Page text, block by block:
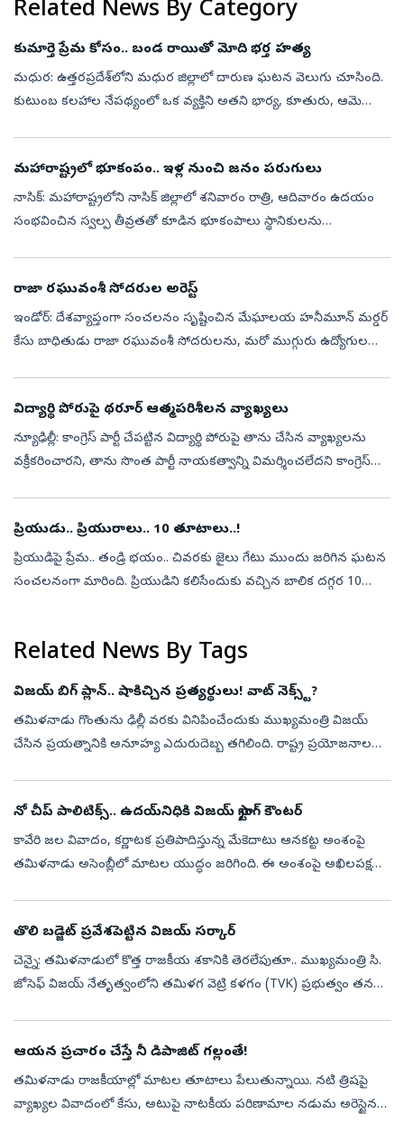
Related News By Category
కుమార్తె ప్రేమ కోసం.. బండ రాయితో మోది భర్త హత్య
మధుర: ఉత్తరప్రదేశ్‌లోని మధుర జిల్లాలో దారుణ ఘటన వెలుగు చూసింది.
కుటుంబ కలహాల నేపథ్యంలో ఒక వ్యక్తిని అతని భార్య, కూతురు, ఆమె
మహారాష్ట్రలో భూకంపం.. ఇళ్ల నుంచి జనం పరుగులు
నాసిక్: మహారాష్ట్రలోని నాసిక్ జిల్లాలో శనివారం రాత్రి, ఆదివారం ఉదయం
సంభవించిన స్వల్ప తీవ్రతతో కూడిన భూకంపాలు స్థానికులను
రాజా రఘువంశీ సోదరుల అరెస్ట్
ఇండోర్: దేశవ్యాప్తంగా సంచలనం సృష్టించిన మేఘాలయ హనీమూన్ మర్డర్
కేసు బాధితుడు రాజా రఘువంశీ సోదరులను, మరో ముగ్గురు ఉద్యోగులను
విద్యార్థి పోరుపై థరూర్ ఆత్మపరిశీలన వ్యాఖ్యలు
న్యూఢిల్లీ: కాంగ్రెస్ పార్టీ చేపట్టిన విద్యార్థి పోరుపై తాను చేసిన వ్యాఖ్యలను
వక్రీకరించారని, తాను సొంత పార్టీ నాయకత్వాన్ని విమర్శించలేదని కాంగ్రెస్
ప్రియుడు.. ప్రియురాలు.. 10 తూటాలు..!
ప్రియుడిపై ప్రేమ.. తండ్రి భయం.. చివరకు జైలు గేటు ముందు జరిగిన ఘటన
సంచలనంగా మారింది. ప్రియుడిని కలిసేందుకు వచ్చిన బాలిక దగ్గర 10
Related News By Tags
విజయ్‌ బిగ్‌ ప్లాన్‌.. షాకిచ్చిన ప్రత్యర్థులు! వాట్‌ నెక్స్ట్‌?
తమిళనాడు గొంతును ఢిల్లీ వరకు వినిపించేందుకు ముఖ్యమంత్రి విజయ్‌
చేసిన ప్రయత్నానికి అనూహ్య ఎదురుదెబ్బ తగిలింది. రాష్ట్ర ప్రయోజనాల
నో చీప్‌ పాలిటిక్స్‌.. ఉదయ్‌నిధికి విజయ్‌ స్ట్రాంగ్‌ కౌంటర్‌
కావేరి జల వివాదం, కర్ణాటక ప్రతిపాదిస్తున్న మేకెదాటు ఆనకట్ట అంశంపై
తమిళనాడు అసెంబ్లీలో మాటల యుద్ధం జరిగింది. ఈ అంశంపై అఖిలపక్ష
తొలి బడ్జెట్‌ ప్రవేశపెట్టిన విజయ్‌ సర్కార్‌
చెన్నై: తమిళనాడులో కొత్త రాజకీయ శకానికి తెరలేపుతూ.. ముఖ్యమంత్రి సి.
జోసెఫ్ విజయ్ నేతృత్వంలోని తమిళగ వెట్రి కళగం (TVK) ప్రభుత్వం తన
ఆయన ప్రచారం చేస్తే నీ డిపాజిట్‌ గల్లంతే!
తమిళనాడు రాజకీయాల్లో మాటల తూటాలు పేలుతున్నాయి. నటి త్రిషపై
వ్యాఖ్యల వివాదంలో కేసు, అటుపై నాటకీయ పరిణామాల నడుమ అరెస్టైన